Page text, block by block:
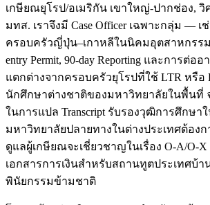
เกษียณยุโรป/อเมริกัน เขาใหญ่-ปากช่อง,
มทส. เราจึงมี Case Officer เฉพาะกลุ่ม —
ครอบครัวญี่ปุ่น–เกาหลีในนิคมอุตสาหกรรม
entry Permit, 90-day Reporting และการต่อ
แตกต่างจากครอบครัวยุโรปที่ใช้ LTR หรื
นักศึกษาต่างชาติของมหาวิทยาลัยในพื้นที่
ในการแปล Transcript รับรองวุฒิการศึกษา
มหาวิทยาลัยปลายทางในต่างประเทศต้อง
ดูแลผู้เกษียณจะเชี่ยวชาญในเรื่อง O-A/O-X
เอกสารการเงินสำหรับสถานทูตประเทศบ้า
พินัยกรรมข้ามชาติ